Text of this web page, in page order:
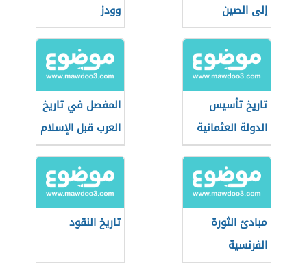
إلى الصين
وودز
تاريخ تأسيس
الدولة العثمانية
المفصل في تاريخ
العرب قبل الإسلام
مبادئ الثورة
الفرنسية
تاريخ النقود